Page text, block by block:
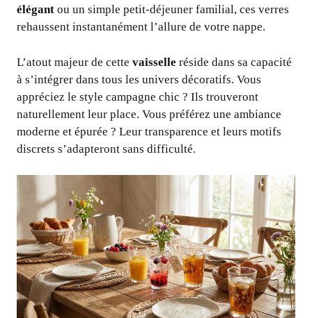
élégant ou un simple petit-déjeuner familial, ces verres
rehaussent instantanément l’allure de votre nappe.
L’atout majeur de cette vaisselle réside dans sa capacité
à s’intégrer dans tous les univers décoratifs. Vous
appréciez le style campagne chic ? Ils trouveront
naturellement leur place. Vous préférez une ambiance
moderne et épurée ? Leur transparence et leurs motifs
discrets s’adapteront sans difficulté.